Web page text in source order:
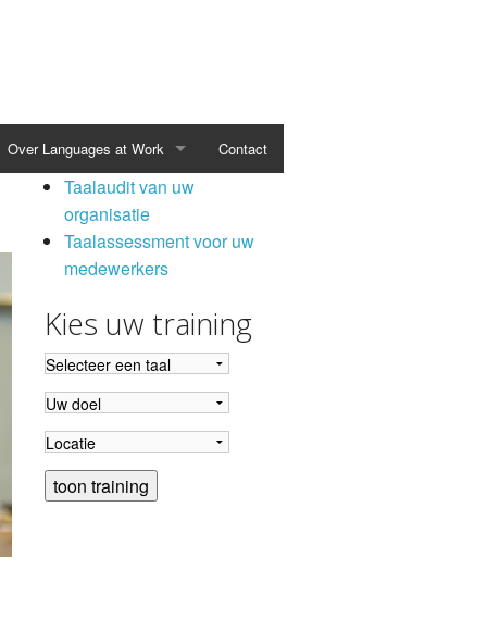
Over Languages at Work Contact
Taalaudit van uw
organisatie
Taalassessment voor uw
medewerkers
Kies uw training